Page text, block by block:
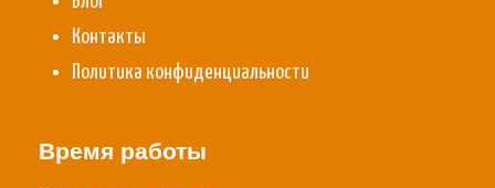
Контакты
Политика конфиденциальности
Время работы